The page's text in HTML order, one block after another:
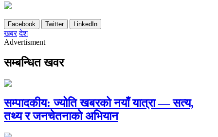
Facebook Twitter LinkedIn
खबर देश
Advertisment
सम्बन्धित खवर
सम्पादकीय: ज्योति खबरको नयाँ यात्रा — सत्य,
तथ्य र जनचेतनाको अभियान